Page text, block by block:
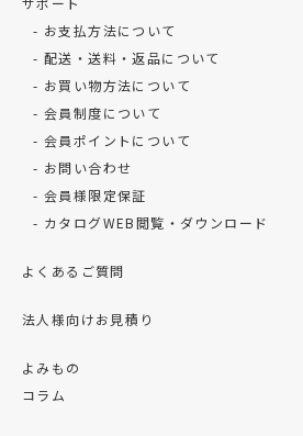
お支払方法について
配送・送料・返品について
お買い物方法について
会員制度について
会員ポイントについて
お問い合わせ
会員様限定保証
カタログWEB閲覧・ダウンロード
よくあるご質問
法人様向けお見積り
よみもの
コラム